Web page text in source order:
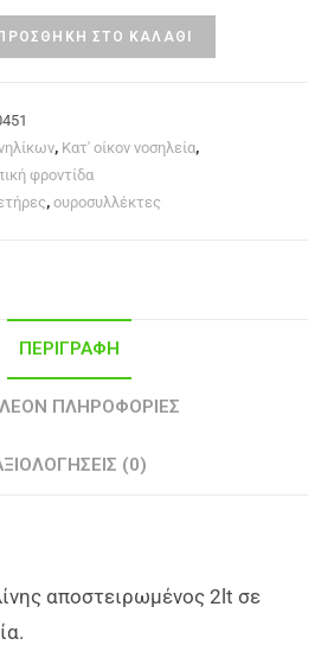
ΣΤΟ ΚΑΛΆΘΙ
, Κατ' οίκον νοσηλεία,
φροντίδα
,ουροσυλλέκτες
ΠΕΡΙΓΡΑΦΉ
ΠΛΗΡΟΦΟΡΊΕΣ
(0)
αποστειρωμένος 2lt σε